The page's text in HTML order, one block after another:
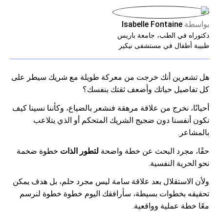
بواسطة Isabelle Fontaine
دكتوراه في الطب، جامعة باريس
طبيبة أطفال في مستشفى نيكير
هل تشعرين أنك خرجت من معركة طويلة مع شريك سيطر على
كل تفاصيل حياتك وأضعف ثقتك بنفسك؟
أحيانًا، نخرج من علاقة مرهقة فنشعر بالضياع، وكأننا نسينا كيف
نكون أنفسنا دون ضجيج الشريك المتحكم أو الذي يتلاعب
بالمشاعر.
حقًا، مجرد البحث عن خطة واضحة لتطور الذات خطوة ضخمة
نحو الحرية النفسية.
ولأن الاستقلال بعد علاقة سامة ليس مجرد حلم، بل هدف يمكن
تحقيقه بخطوات بسيطة، سأرافقك اليوم خطوة خطوة لنرسم
معًا خطة عملية وواقعية.